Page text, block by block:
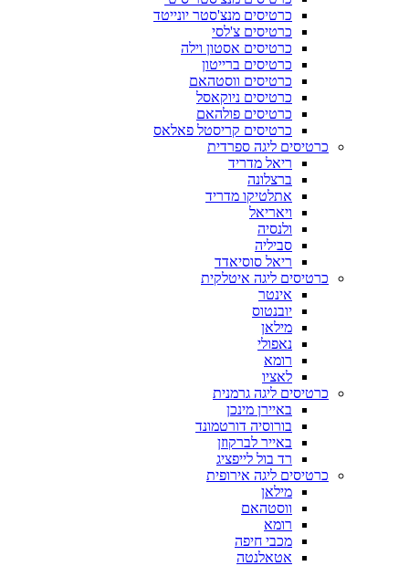
כרטיסים מנצ'סטר יונייטד
כרטיסים צ'לסי
כרטיסים אסטון וילה
כרטיסים ברייטון
כרטיסים ווסטהאם
כרטיסים ניוקאסל
כרטיסים פולהאם
כרטיסים קריסטל פאלאס
כרטיסים ליגה ספרדית
ריאל מדריד
ברצלונה
אתלטיקו מדריד
ויאריאל
ולנסיה
סביליה
ריאל סוסיאדד
כרטיסים ליגה איטלקית
אינטר
יובנטוס
מילאן
נאפולי
רומא
לאציו
כרטיסים ליגה גרמנית
באיירן מינכן
בורוסיה דורטמונד
באייר לברקוזן
רד בול לייפציג
כרטיסים ליגה אירופית
מילאן
ווסטהאם
רומא
מכבי חיפה
אטאלנטה